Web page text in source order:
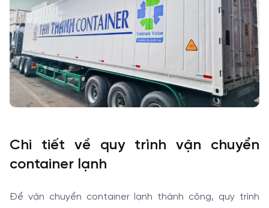
Chi tiết về quy trình vận chuyển
container lạnh
Để vận chuyển container lạnh thành công, quy trình